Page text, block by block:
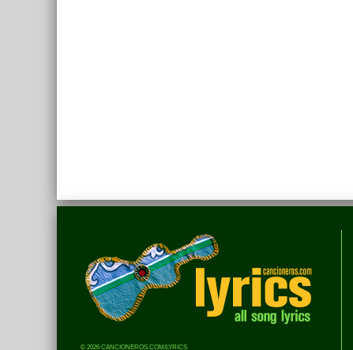
© 2026 CANCIONEROS.COM/LYRICS